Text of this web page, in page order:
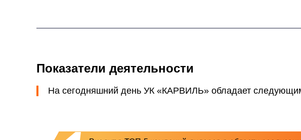
Показатели деятельности
На сегодняшний день УК «КАРВИЛЬ» обладает